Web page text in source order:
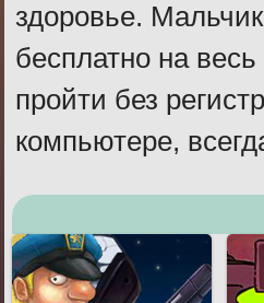
здоровье.
бесплатно на
пройти без
компьютере,